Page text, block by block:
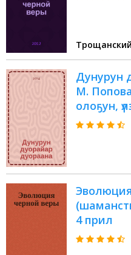
Дунурун
М.
олоҕун,
= Отзвук
4 прил